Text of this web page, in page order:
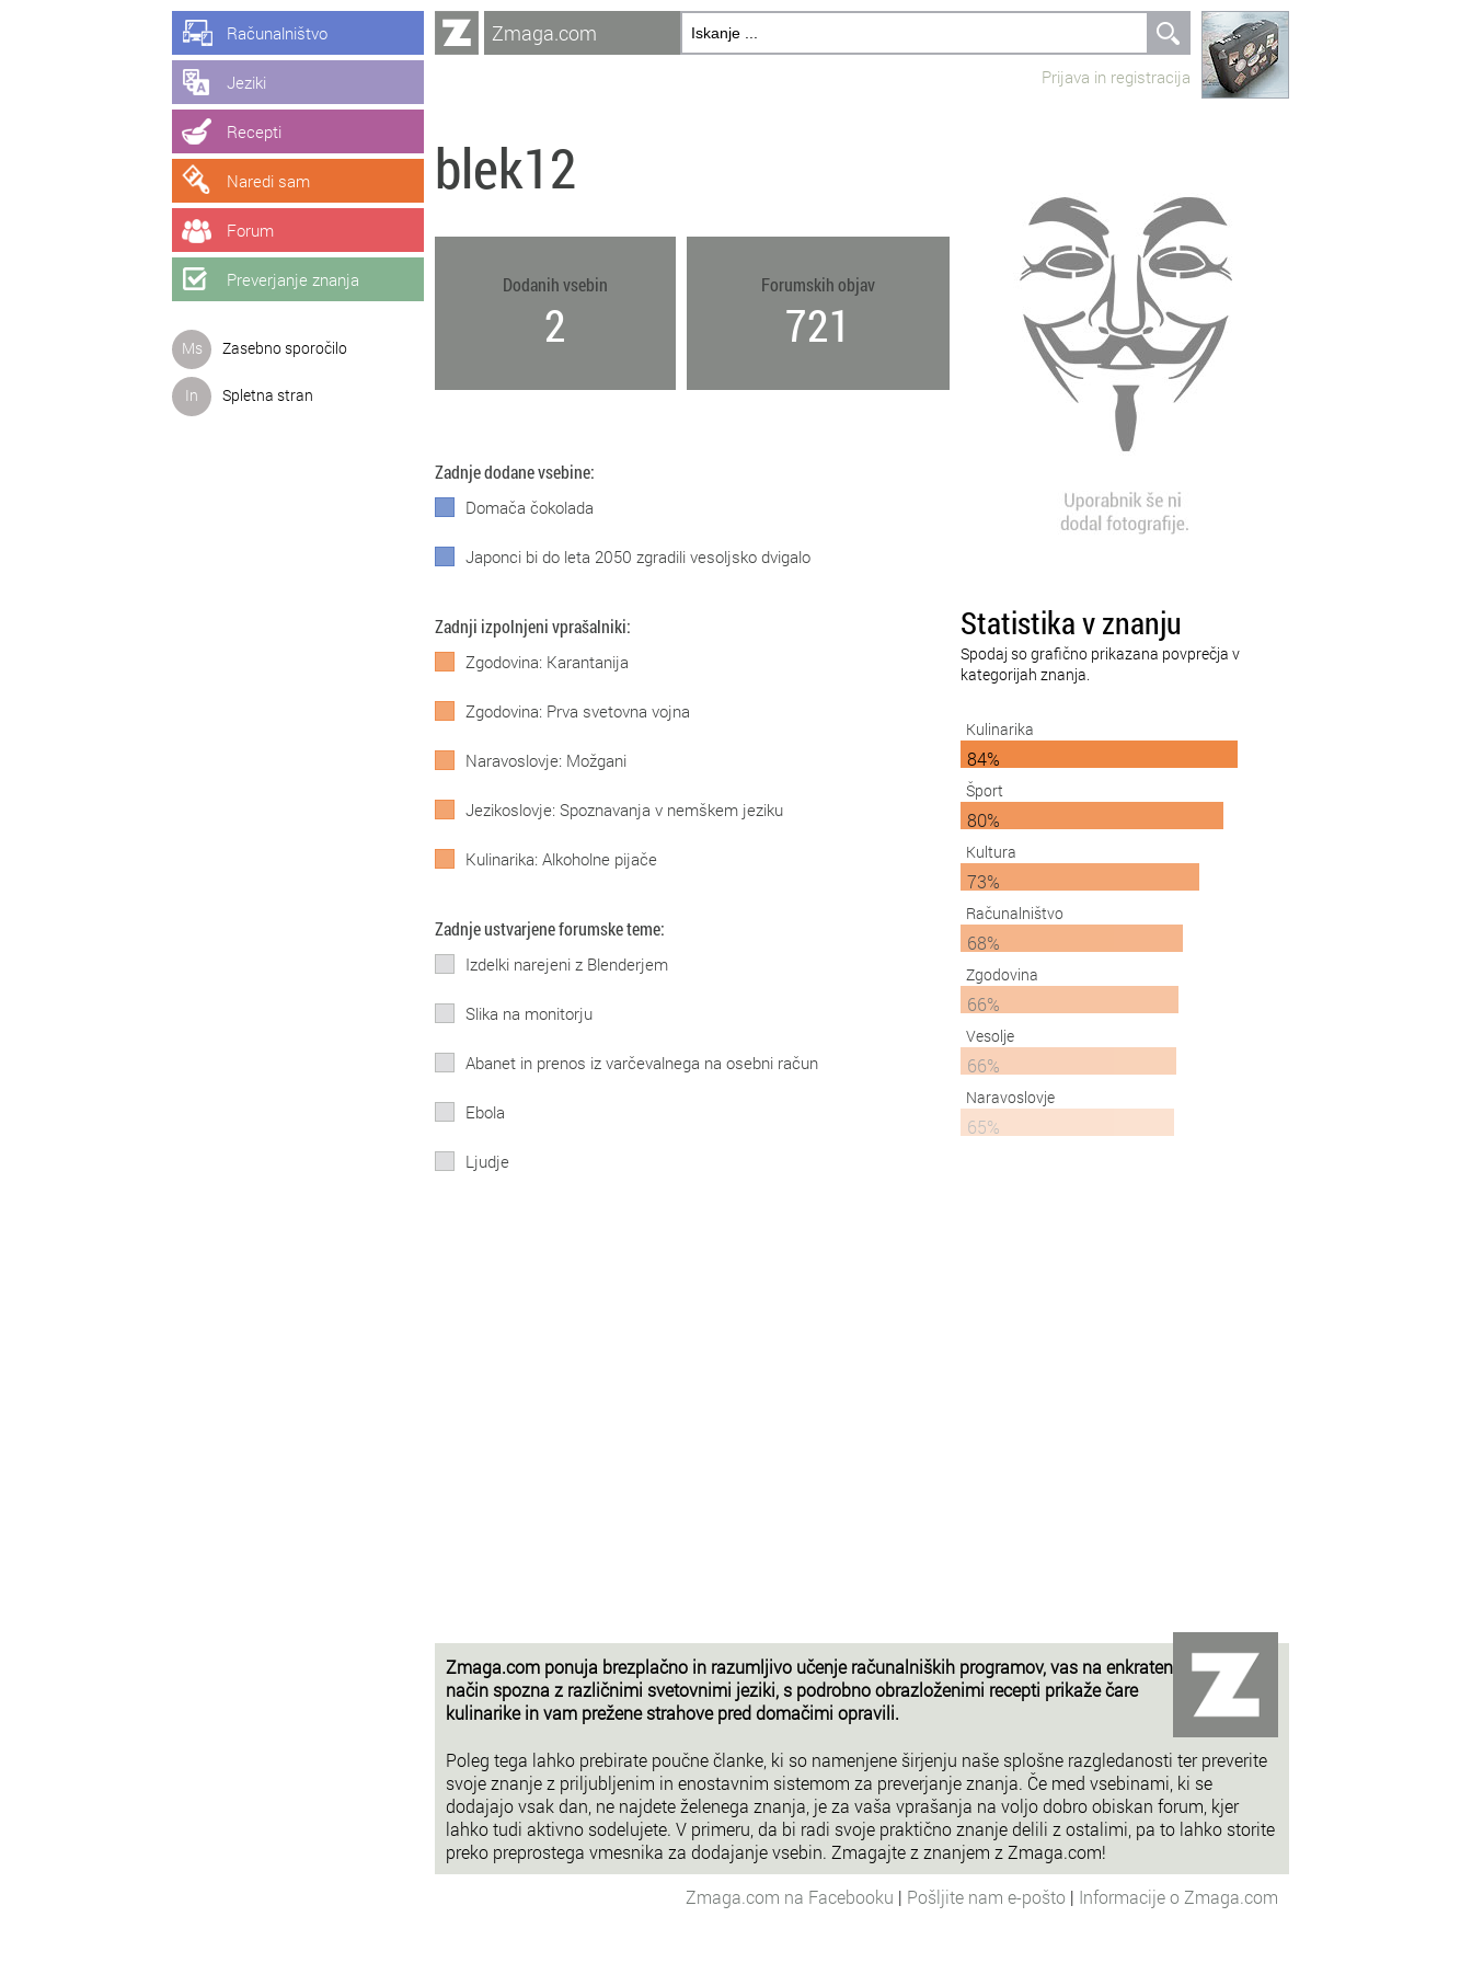
Računalništvo
Jeziki
Recepti
Naredi sam
Forum
Preverjanje znanja
Ms Zasebno sporočilo
In Spletna stran
Zmaga.com
Prijava in registracija
blek12
Dodanih vsebin
2
Forumskih objav
721
Zadnje dodane vsebine:
Domača čokolada
Japonci bi do leta 2050 zgradili vesoljsko dvigalo
Zadnji izpolnjeni vprašalniki:
Zgodovina: Karantanija
Zgodovina: Prva svetovna vojna
Naravoslovje: Možgani
Jezikoslovje: Spoznavanja v nemškem jeziku
Kulinarika: Alkoholne pijače
Zadnje ustvarjene forumske teme:
Izdelki narejeni z Blenderjem
Slika na monitorju
Abanet in prenos iz varčevalnega na osebni račun
Ebola
Ljudje
Statistika v znanju
Spodaj so grafično prikazana povprečja v
kategorijah znanja.
Kulinarika
84%
Šport
80%
Kultura
73%
Računalništvo
68%
Zgodovina
66%
Vesolje
66%
Naravoslovje
65%
Zmaga.com ponuja brezplačno in razumljivo učenje računalniških programov, vas na enkraten
način spozna z različnimi svetovnimi jeziki, s podrobno obrazloženimi recepti prikaže čare
kulinarike in vam prežene strahove pred domačimi opravili.
Poleg tega lahko prebirate poučne članke, ki so namenjene širjenju naše splošne razgledanosti ter preverite
svoje znanje z priljubljenim in enostavnim sistemom za preverjanje znanja. Če med vsebinami, ki se
dodajajo vsak dan, ne najdete želenega znanja, je za vaša vprašanja na voljo dobro obiskan forum, kjer
lahko tudi aktivno sodelujete. V primeru, da bi radi svoje praktično znanje delili z ostalimi, pa to lahko storite
preko preprostega vmesnika za dodajanje vsebin. Zmagajte z znanjem z Zmaga.com!
Zmaga.com na Facebooku | Pošljite nam e-pošto | Informacije o Zmaga.com